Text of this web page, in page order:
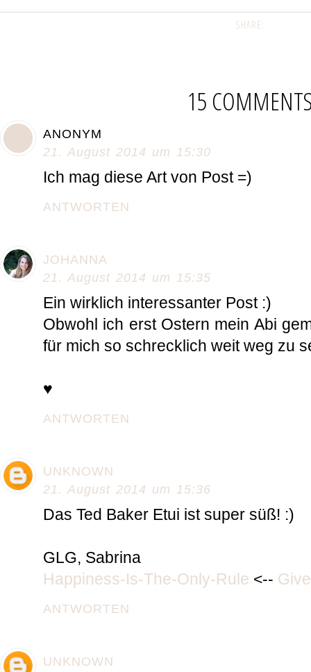
SHARE:
15
ANONYM
21. August 2014 um 15:30
Ich mag diese Art von Post =)
ANTWORTEN
JOHANNA
21. August 2014 um 15:35
Ein wirklich interessanter Post :)
Obwohl ich erst Ostern mein Abi
für mich so schrecklich weit weg zu
♥
ANTWORTEN
UNKNOWN
21. August 2014 um 15:36
Das Ted Baker Etui ist super süß! :)
GLG, Sabrina
Happiness-Is-The-Only-Rule <--
ANTWORTEN
UNKNOWN